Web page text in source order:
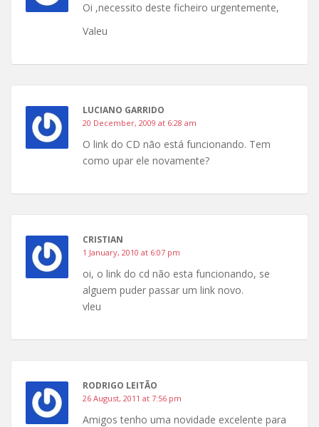
Oi ,necessito deste ficheiro urgentemente,
Valeu
LUCIANO GARRIDO
20 December, 2009 at 6:28 am
O link do CD não está funcionando. Tem
como upar ele novamente?
CRISTIAN
1 January, 2010 at 6:07 pm
oi, o link do cd não esta funcionando, se
alguem puder passar um link novo.
vleu
RODRIGO LEITÃO
26 August, 2011 at 7:56 pm
Amigos tenho uma novidade excelente para